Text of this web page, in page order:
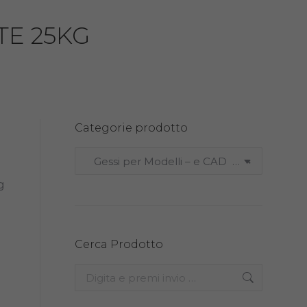
25KG
Categorie prodotto
×
Gessi per Modelli – e CAD (12)
Cerca Prodotto